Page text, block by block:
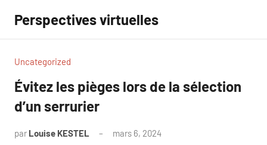
contenu
Perspectives virtuelles
Uncategorized
Évitez les pièges lors de la sélection
d’un serrurier
par Louise KESTEL mars 6, 2024